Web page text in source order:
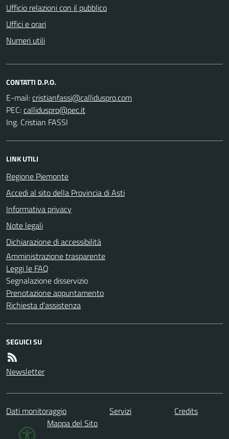
Ufficio relazioni con il pubblico
Uffici e orari
Numeri utili
CONTATTI D.P.O.
E-mail:
PEC:
Ing. Cristian FASSI
LINK UTILI
Regione Piemonte
Accedi al sito della Provincia di Asti
Informativa privacy
Note legali
Dichiarazione di accessibilità
Amministrazione trasparente
Leggi le FAQ
Segnalazione disservizio
Prenotazione appuntamento
Richiesta d'assistenza
SEGUICI SU
Newsletter
Dati monitoraggio Servizi
Credits
Mappa del Sito